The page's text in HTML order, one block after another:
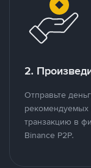
2.
Отправьте
рекомендуемых
транзакцию в
Binance P2P.